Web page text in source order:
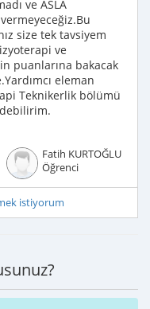
ve ASLA
size tek tavsiyem
ve
puanlarına bakacak
eleman
Teknikerlik bölümü
Fatih KURTOĞLU
Öğrenci
istiyorum